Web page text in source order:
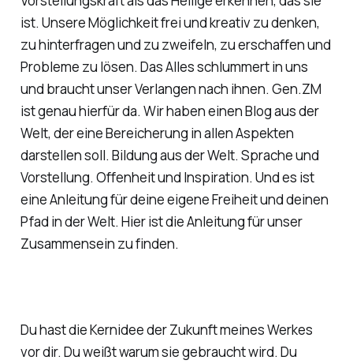
ist. Unsere Möglichkeit frei und kreativ zu denken,
zu hinterfragen und zu zweifeln, zu erschaffen und
Probleme zu lösen. Das Alles schlummert in uns
und braucht unser Verlangen nach ihnen. Gen.ZM
ist genau hierfür da. Wir haben einen Blog aus der
Welt, der eine Bereicherung in allen Aspekten
darstellen soll. Bildung aus der Welt. Sprache und
Vorstellung. Offenheit und Inspiration. Und es ist
eine Anleitung für deine eigene Freiheit und deinen
Pfad in der Welt. Hier ist die Anleitung für unser
Zusammensein zu finden.
Du hast die Kernidee der Zukunft meines Werkes
vor dir. Du weißt warum sie gebraucht wird. Du